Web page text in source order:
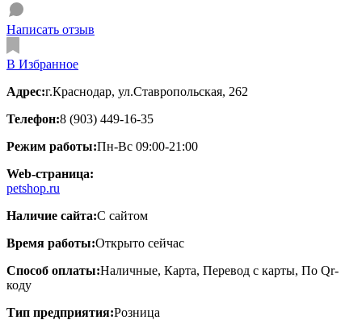
Написать отзыв
В Избранное
Адрес:г.Краснодар, ул.Ставропольская, 262
Телефон:8 (903) 449-16-35
Режим работы:Пн-Вс 09:00-21:00
Web-страница:
petshop.ru
Наличие сайта:С сайтом
Время работы:Открыто сейчас
Способ оплаты:Наличные, Карта, Перевод с карты, По Qr-
коду
Тип предприятия:Розница